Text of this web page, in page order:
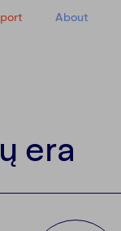
About
era